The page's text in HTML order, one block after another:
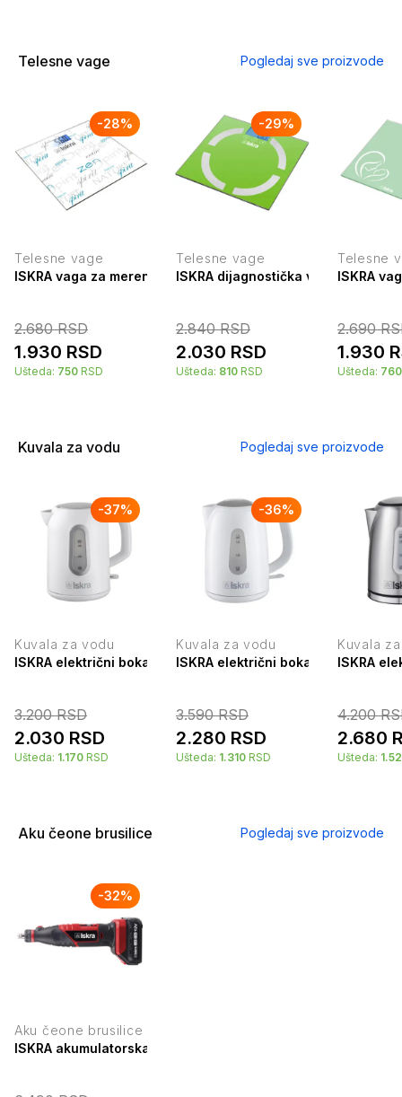
Telesne vage Pogledaj sve proizvode
-28%
Telesne vage
ISKRA vaga za merenje telesne težine GBS1500-ZN
2.680RSD
1.930 RSD
Ušteda: 750 RSD
-29%
Telesne vage
ISKRA dijagnostička vaga za
2.840RSD
2.030 RSD
Ušteda: 810 RSD
Telesne
ISKRA
2.690
1.930
Ušteda: 760
Kuvala za vodu Pogledaj sve proizvode
-37%
Kuvala za vodu
ISKRA električni bokal za vodu 1.7 l T-809i
3.200RSD
2.030 RSD
Ušteda: 1.170 RSD
-36%
Kuvala za vodu
ISKRA električni bokal za vodu 1.7
3.590RSD
2.280 RSD
Ušteda: 1.310 RSD
Kuvala
ISKRA
4.200
2.680
Ušteda:
Aku čeone brusilice Pogledaj sve proizvode
-32%
Aku čeone brusilice
ISKRA akumulatorska mini brusilica 12V ML-MD03-120